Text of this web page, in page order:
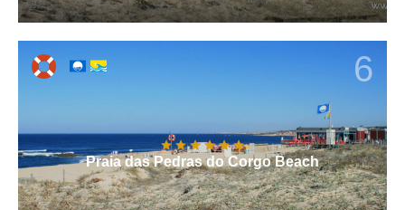
6
Praia das Pedras do Corgo Beach